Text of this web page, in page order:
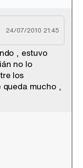
24/07/2010 21:45
, estuvo
no lo
los
mucho ,